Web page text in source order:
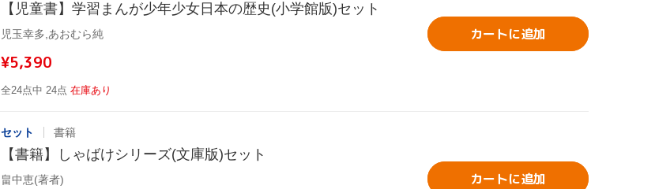
【児童書】学習まんが少年少女日本の歴史(小学館版)セット
児玉幸多,あおむら純
¥5,390
全24点中 24点 在庫あり
カートに追加
セット 書籍
【書籍】しゃばけシリーズ(文庫版)セット
畠中恵(著者) カートに追加